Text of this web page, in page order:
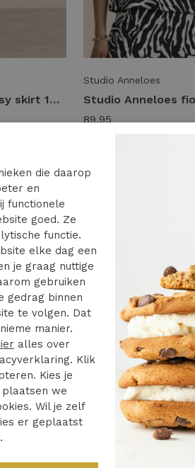
Studio Anneloes maisy skirt 14421 9000 black
Studio Anneloes
89,95
Studio Anneloes
die daarop
en
functionele
goed. Ze
functie.
elke dag een
je graag nuttige
gebruiken
gedrag binnen
te volgen. Dat
manier.
alles over
Klik
Kies je
plaatsen we
Wil je zelf
er geplaatst
.